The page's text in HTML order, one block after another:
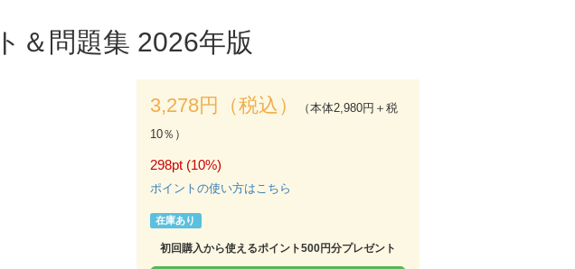
＆問題集 2026年版
3,278円（税込）
（本体2,980円＋税
10％）
298pt (10%)
ポイントの使い方はこちら
在庫あり
初回購入から使えるポイント500円分プレゼント